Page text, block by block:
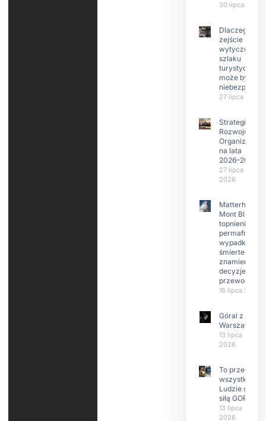
30 lipca 2026
Dlaczego
zejście z
wytyczonego
szlaku
może być
27 lipca 2026
Strategia
Rozwoju
Organizacji
na lata
2026–2029
27 lipca
2026
Matterhorn i
Mont Blanc:
topnienie
permafrost,
wypadki
śmiertelne,
znamienne
decyzje
16 lipca 2026
Góral z
Warszawy.
13 lipca
2026
To przede
wszystkim
Ludzie są
siłą GOPR
13 lipca
2026